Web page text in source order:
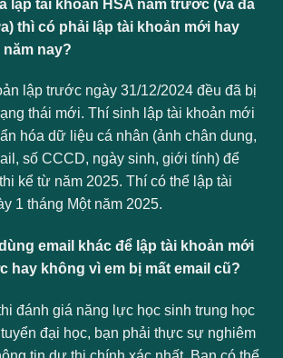
lập tài khoản HSA năm trước (và đã
thì có phải lập tài khoản mới hay
nay?
lập trước ngày 31/12/2024 đều đã bị
thái mới. Thí sinh lập tài khoản mới
hóa dữ liệu cá nhân (ảnh chân dung,
số CCCD, ngày sinh, giới tính) để
kể từ năm 2025. Thí có thể lập tài
1 tháng Một năm 2025.
email khác để lập tài khoản mới
hay không vì em bị mất email cũ?
đánh giá năng lực học sinh trung học
đại học, bạn phải thực sự nghiêm